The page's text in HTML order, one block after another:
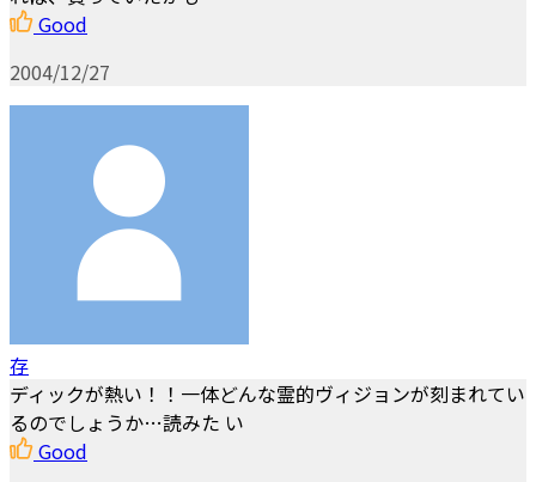
Good
2004/12/27
存
ディックが熱い！！一体どんな霊的ヴィジョンが刻まれてい
るのでしょうか…読みた い
Good